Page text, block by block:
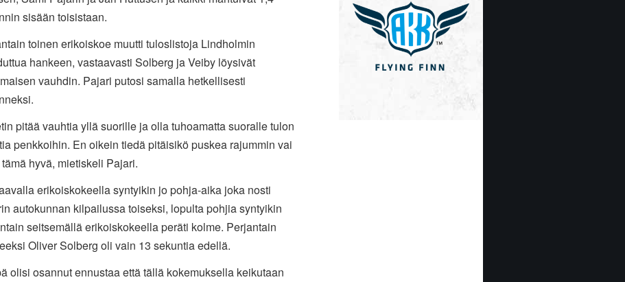
sisään toisistaan.
toinen erikoiskoe muutti tuloslistoja Lindholmin
hankeen, vastaavasti Solberg ja Veiby löysivät
vauhdin. Pajari putosi samalla hetkellisesti
pitää vauhtia yllä suorille ja olla tuhoamatta suoralle tulon
penkkoihin. En oikein tiedä pitäisikö puskea rajummin vai
hyvä, mietiskeli Pajari.
erikoiskokeella syntyikin jo pohja-aika joka nosti
autokunnan kilpailussa toiseksi, lopulta pohjia syntyikin
seitsemällä erikoiskokeella peräti kolme. Perjantain
Oliver Solberg oli vain 13 sekuntia edellä.
olisi osannut ennustaa että tällä kokemuksella keikutaan